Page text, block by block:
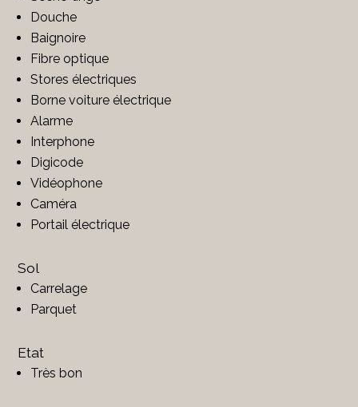
Douche
Baignoire
Fibre optique
Stores électriques
Borne voiture électrique
Alarme
Interphone
Digicode
Vidéophone
Caméra
Portail électrique
Sol
Carrelage
Parquet
Etat
Très bon